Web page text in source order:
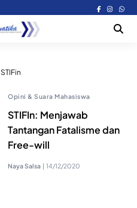
STIFin
Opini & Suara Mahasiswa
STIFIn: Menjawab
Tantangan Fatalisme dan
Free-will
Naya Salsa | 14/12/2020